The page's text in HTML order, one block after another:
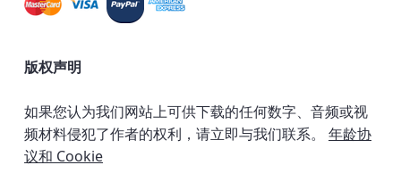
版权声明
如果您认为我们网站上可供下载的任何数字、音频或视
频材料侵犯了作者的权利，请立即与我们联系。 年龄协
议和 Cookie